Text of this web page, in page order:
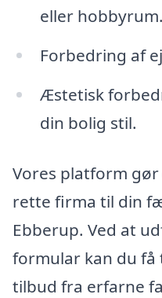
eller hobbyrum.
Forbedring af
Æstetisk
din bolig stil.
Vores platform
rette firma til din
Ebberup. Ved at
formular kan du
tilbud fra erfarne